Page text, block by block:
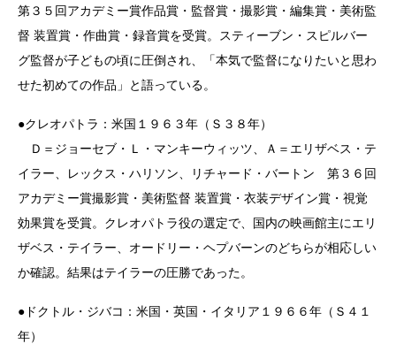
第３５回アカデミー賞作品賞・監督賞・撮影賞・編集賞・美術監
督 装置賞・作曲賞・録音賞を受賞。スティーブン・スピルバー
グ監督が子どもの頃に圧倒され、「本気で監督になりたいと思わ
せた初めての作品」と語っている。
●クレオパトラ：米国１９６３年（Ｓ３８年）
Ｄ＝ジョーセブ・Ｌ・マンキーウィッツ、Ａ＝エリザベス・テ
イラー、レックス・ハリソン、リチャード・バートン 第３６回
アカデミー賞撮影賞・美術監督 装置賞・衣装デザイン賞・視覚
効果賞を受賞。クレオパトラ役の選定で、国内の映画館主にエリ
ザベス・テイラー、オードリー・ヘプバーンのどちらが相応しい
か確認。結果はテイラーの圧勝であった。
●ドクトル・ジバコ：米国・英国・イタリア１９６６年（Ｓ４１
年）